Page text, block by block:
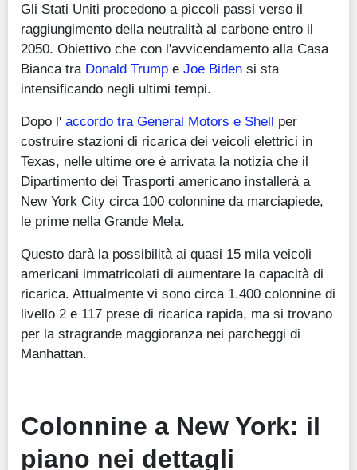
Gli Stati Uniti procedono a piccoli passi verso il
raggiungimento della neutralità al carbone entro il
2050. Obiettivo che con l'avvicendamento alla Casa
Bianca tra Donald Trump e Joe Biden si sta
intensificando negli ultimi tempi.
Dopo l' accordo tra General Motors e Shell per
costruire stazioni di ricarica dei veicoli elettrici in
Texas, nelle ultime ore è arrivata la notizia che il
Dipartimento dei Trasporti americano installerà a
New York City circa 100 colonnine da marciapiede,
le prime nella Grande Mela.
Questo darà la possibilità ai quasi 15 mila veicoli
americani immatricolati di aumentare la capacità di
ricarica. Attualmente vi sono circa 1.400 colonnine di
livello 2 e 117 prese di ricarica rapida, ma si trovano
per la stragrande maggioranza nei parcheggi di
Manhattan.
Colonnine a New York: il
piano nei dettagli